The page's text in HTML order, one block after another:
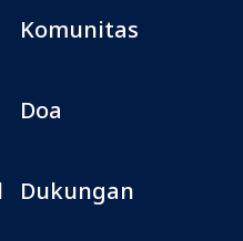
Komunitas
Doa
Dukungan